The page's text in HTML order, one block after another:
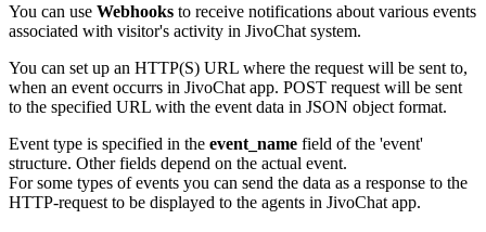
You can use Webhooks to receive notifications about various events
associated with visitor's activity in JivoChat system.
You can set up an HTTP(S) URL where the request will be sent to,
when an event occurrs in JivoChat app. POST request will be sent
to the specified URL with the event data in JSON object format.
Event type is specified in the event_name field of the 'event'
structure. Other fields depend on the actual event.
For some types of events you can send the data as a response to the
HTTP-request to be displayed to the agents in JivoChat app.